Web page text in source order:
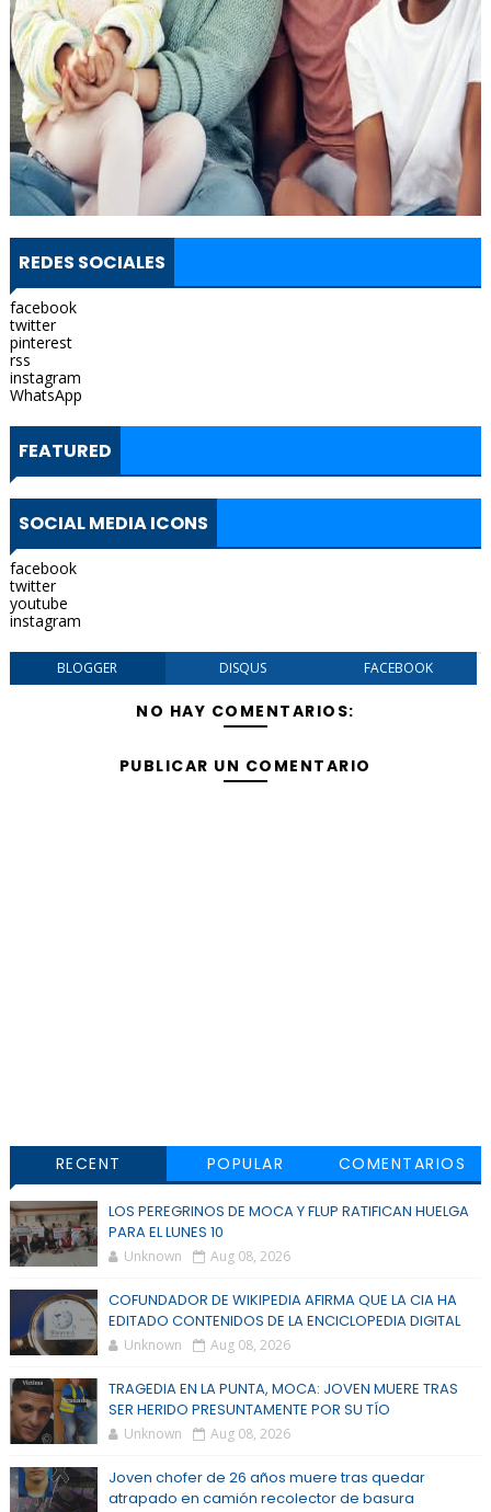
REDES SOCIALES
facebook
twitter
pinterest
rss
instagram
WhatsApp
FEATURED
SOCIAL MEDIA ICONS
facebook
twitter
youtube
instagram
BLOGGER DISQUS FACEBOOK
NO HAY COMENTARIOS:
PUBLICAR UN COMENTARIO
RECENT POPULAR COMENTARIOS
LOS PEREGRINOS DE MOCA Y FLUP RATIFICAN HUELGA
PARA EL LUNES 10
Unknown Aug 08, 2026
COFUNDADOR DE WIKIPEDIA AFIRMA QUE LA CIA HA
EDITADO CONTENIDOS DE LA ENCICLOPEDIA DIGITAL
Unknown Aug 08, 2026
TRAGEDIA EN LA PUNTA, MOCA: JOVEN MUERE TRAS
SER HERIDO PRESUNTAMENTE POR SU TÍO
Unknown Aug 08, 2026
Joven chofer de 26 años muere tras quedar
atrapado en camión recolector de basura